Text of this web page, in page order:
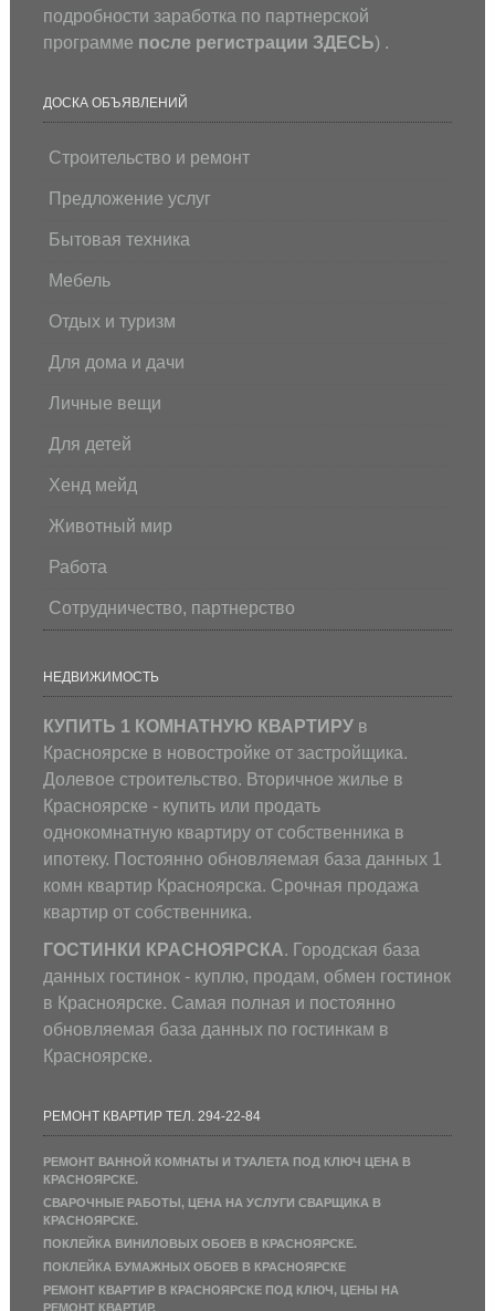
подробности заработка по партнерской
программе после регистрации ЗДЕСЬ) .
ДОСКА ОБЪЯВЛЕНИЙ
Строительство и ремонт
Предложение услуг
Бытовая техника
Мебель
Отдых и туризм
Для дома и дачи
Личные вещи
Для детей
Хенд мейд
Животный мир
Работа
Сотрудничество, партнерство
НЕДВИЖИМОСТЬ
КУПИТЬ 1 КОМНАТНУЮ КВАРТИРУв
Красноярске в новостройке от застройщика.
Долевое строительство. Вторичное жилье в
Красноярске - купить или продать
однокомнатную квартиру от собственника в
ипотеку. Постоянно обновляемая база данных 1
комн квартир Красноярска. Срочная продажа
квартир от собственника.
ГОСТИНКИ КРАСНОЯРСКА. Городская база
данных гостинок - куплю, продам, обмен гостинок
в Красноярске. Самая полная и постоянно
обновляемая база данных по гостинкам в
Красноярске.
РЕМОНТ КВАРТИР ТЕЛ. 294-22-84
РЕМОНТ ВАННОЙ КОМНАТЫ И ТУАЛЕТА ПОД КЛЮЧ ЦЕНА В
КРАСНОЯРСКЕ.
СВАРОЧНЫЕ РАБОТЫ, ЦЕНА НА УСЛУГИ СВАРЩИКА В
КРАСНОЯРСКЕ.
ПОКЛЕЙКА ВИНИЛОВЫХ ОБОЕВ В КРАСНОЯРСКЕ.
ПОКЛЕЙКА БУМАЖНЫХ ОБОЕВ В КРАСНОЯРСКЕ
РЕМОНТ КВАРТИР В КРАСНОЯРСКЕ ПОД КЛЮЧ, ЦЕНЫ НА
РЕМОНТ КВАРТИР.